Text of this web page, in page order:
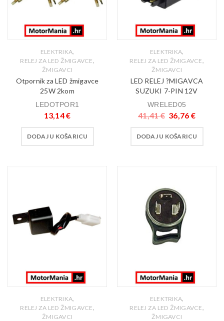
ELEKTRIKA,
RELEJ ZA LED ŽMIGAVCE,
ŽMIGAVCI
Otpornik za LED žmigavce
25W 2kom
LEDOTPOR1
13,14€
DODAJ U KOŠARICU
ELEKTRIKA,
RELEJ ZA LED ŽMIGAVCE,
ŽMIGAVCI
LED RELEJ ?MIGAVCA
SUZUKI 7-PIN 12V
WRELED05
41,41€ 36,76 €
DODAJ U KOŠARICU
ELEKTRIKA,
RELEJ ZA LED ŽMIGAVCE,
ŽMIGAVCI
ELEKTRIKA,
RELEJ ZA LED ŽMIGAVCE,
ŽMIGAVCI